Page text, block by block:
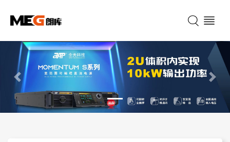
Previous Next